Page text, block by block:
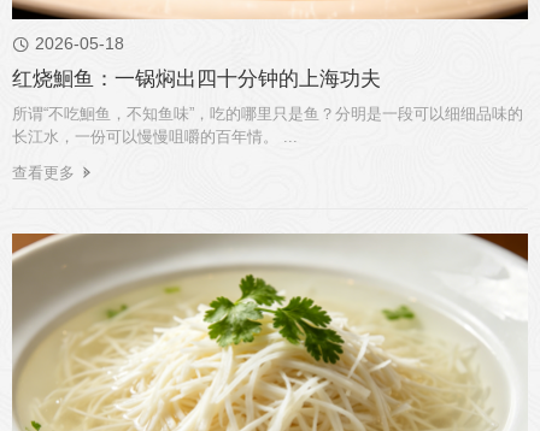
 2026-05-18
红烧鮰鱼：一锅焖出四十分钟的上海功夫
所谓“不吃鮰鱼，不知鱼味”，吃的哪里只是鱼？分明是一段可以细细品味的
长江水，一份可以慢慢咀嚼的百年情。 ...
查看更多